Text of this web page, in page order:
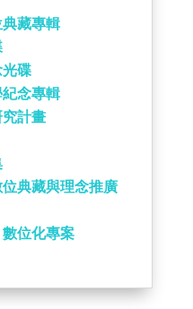
藏專輯
碟
念專輯
計畫
典藏與理念推廣
數位化專案